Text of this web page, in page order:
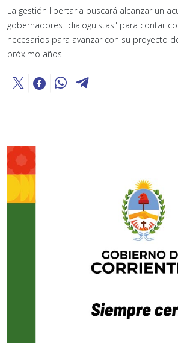
La gestión libertaria buscará alcanzar un
gobernadores "dialoguistas" para contar
necesarios para avanzar con su proyecto
próximo años